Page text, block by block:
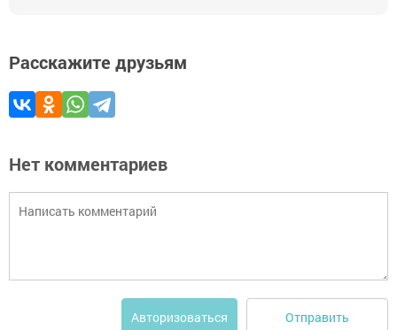
Расскажите друзьям
Нет комментариев
Авторизоваться Отправить